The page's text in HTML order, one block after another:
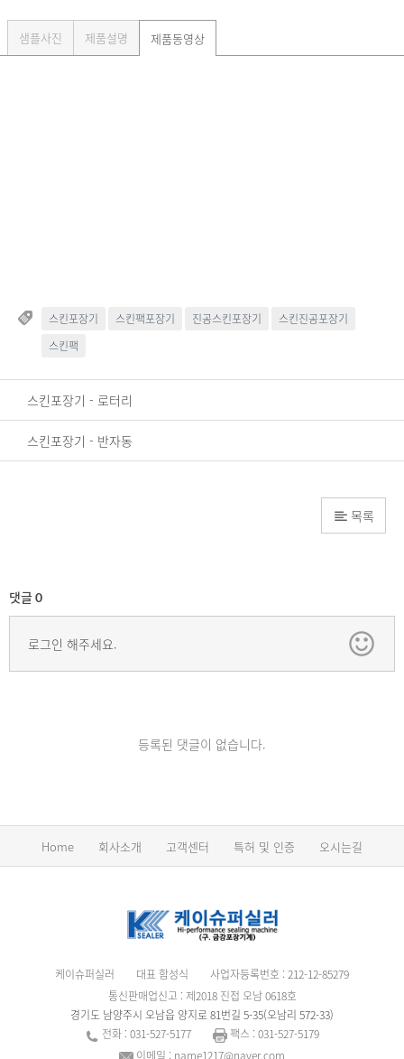
샘플사진 제품설명 제품동영상
스킨포장기 스킨팩포장기 진공스킨포장기
스킨진공포장기
스킨팩
스킨포장기 - 로터리
스킨포장기 - 반자동
목록
댓글0
로그인 해주세요.
등록된 댓글이 없습니다.
Home 회사소개 고객센터 특허 및 인증 오시는길
케이슈퍼실러 대표 함성식
사업자등록번호 : 212-12-85279
통신판매업신고 : 제2018 진접 오남 0618호
경기도 남양주시 오남읍 양지로 81번길 5-35(오남리 572-33)
전화 : 031-527-5177
팩스 : 031-527-5179
이메일 : name1217@naver.com